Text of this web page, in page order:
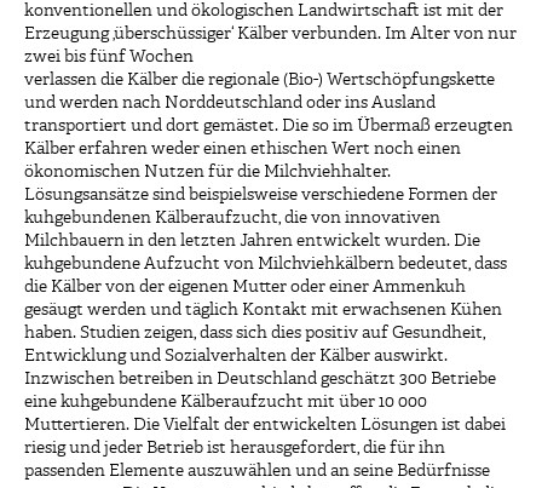
konventionellen und ökologischen Landwirtschaft ist mit der
Erzeugung ‚überschüssiger‘ Kälber verbunden. Im Alter von nur
zwei bis fünf Wochen
verlassen die Kälber die regionale (Bio-) Wertschöpfungskette
und werden nach Norddeutschland oder ins Ausland
transportiert und dort gemästet. Die so im Übermaß erzeugten
Kälber erfahren weder einen ethischen Wert noch einen
ökonomischen Nutzen für die Milchviehhalter.
Lösungsansätze sind beispielsweise verschiedene Formen der
kuhgebundenen Kälberaufzucht, die von innovativen
Milchbauern in den letzten Jahren entwickelt wurden. Die
kuhgebundene Aufzucht von Milchviehkälbern bedeutet, dass
die Kälber von der eigenen Mutter oder einer Ammenkuh
gesäugt werden und täglich Kontakt mit erwachsenen Kühen
haben. Studien zeigen, dass sich dies positiv auf Gesundheit,
Entwicklung und Sozialverhalten der Kälber auswirkt.
Inzwischen betreiben in Deutschland geschätzt 300 Betriebe
eine kuhgebundene Kälberaufzucht mit über 10 000
Muttertieren. Die Vielfalt der entwickelten Lösungen ist dabei
riesig und jeder Betrieb ist herausgefordert, die für ihn
passenden Elemente auszuwählen und an seine Bedürfnisse